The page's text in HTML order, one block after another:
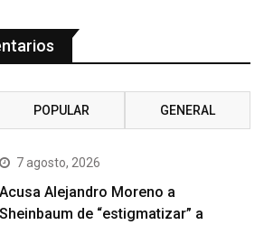
POPULAR GENERAL
7 agosto, 2026
Acusa Alejandro Moreno a
Sheinbaum de “estigmatizar” a